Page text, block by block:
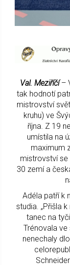
Val. Meziříčí–
tak hodnotí
mistrovství
kruhu) ve
října. Z 19
umístila na
maximum
mistrovství
30 zemí a
Adéla patří k
studia. „Přišla
tanec na
Trénovala ve
nenechaly